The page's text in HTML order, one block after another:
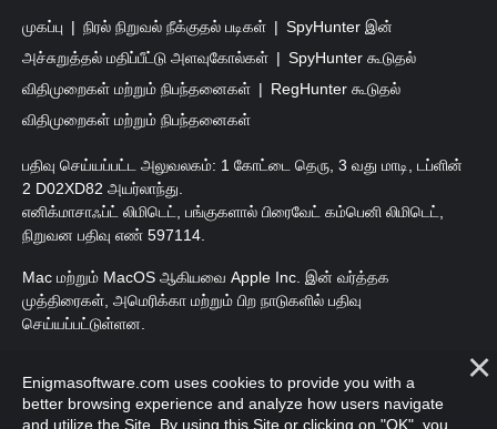
முகப்பு நிரல் நிறுவல் நீக்குதல் படிகள்
SpyHunter இன்
அச்சுறுத்தல் மதிப்பீட்டு அளவுகோல்கள்
SpyHunter கூடுதல்
விதிமுறைகள் மற்றும் நிபந்தனைகள்
RegHunter கூடுதல்
விதிமுறைகள் மற்றும் நிபந்தனைகள்
பதிவு செய்யப்பட்ட அலுவலகம்: 1 கோட்டை தெரு, 3 வது மாடி, டப்ளின்
2 D02XD82 அயர்லாந்து.
எனிக்மாசாஃப்ட் லிமிடெட், பங்குகளால் பிரைவேட் கம்பெனி லிமிடெட்,
நிறுவன பதிவு எண் 597114.
Mac மற்றும் MacOS ஆகியவை Apple Inc. இன் வர்த்தக
முத்திரைகள், அமெரிக்கா மற்றும் பிற நாடுகளில் பதிவு
செய்யப்பட்டுள்ளன.
உரிமைகளும் பாதுகாக்கப்பட்டவை.
Enigmasoftware.com uses cookies to provide you with a
better browsing experience and analyze how users navigate
and utilize the Site. By using this Site or clicking on "OK", you